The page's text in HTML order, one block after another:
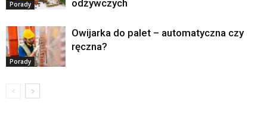
Porady
odżywczych
Porady
Owijarka do palet – automatyczna czy
ręczna?